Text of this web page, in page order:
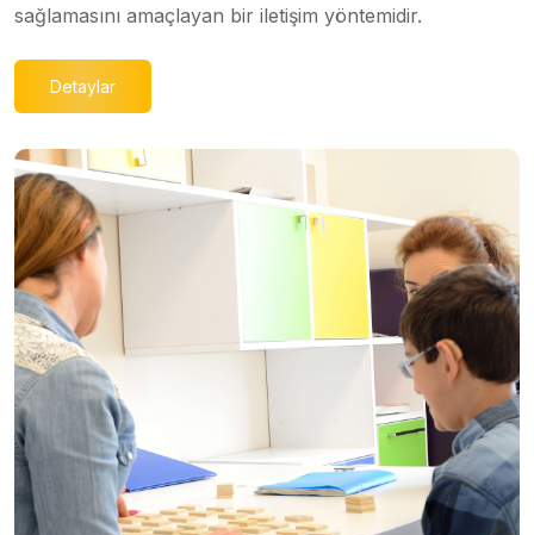
sağlamasını amaçlayan bir iletişim yöntemidir.
Detaylar